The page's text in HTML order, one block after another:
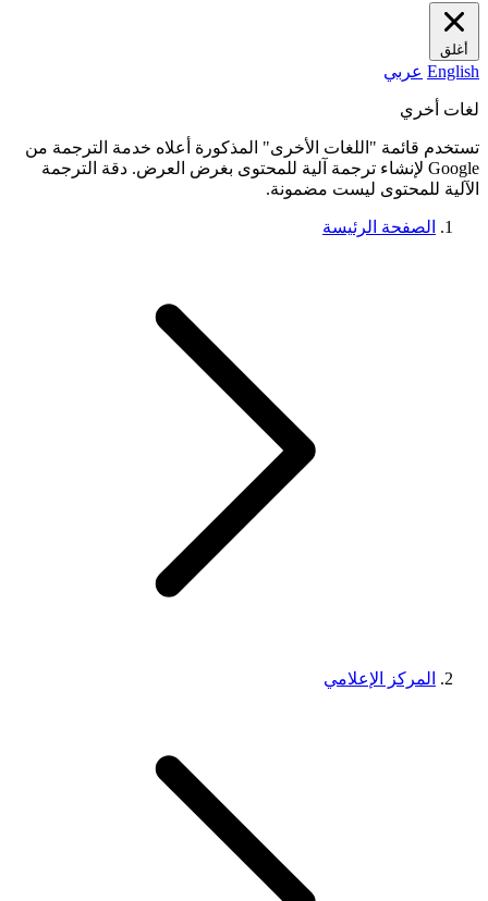
أغلق
English عربي
لغات أخري
تستخدم قائمة "اللغات الأخرى" المذكورة أعلاه خدمة الترجمة من
Google لإنشاء ترجمة آلية للمحتوى بغرض العرض. دقة الترجمة
الآلية للمحتوى ليست مضمونة.
الصفحة الرئيسة
المركز الإعلامي